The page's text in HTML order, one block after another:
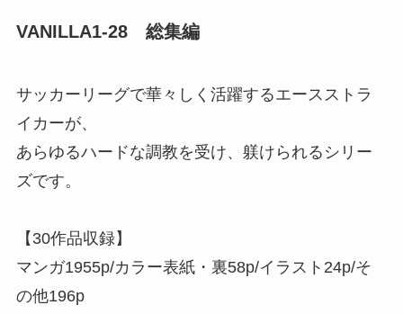
VANILLA1-28 総集編
サッカーリーグで華々しく活躍するエースストラ
イカーが、
あらゆるハードな調教を受け、躾けられるシリー
ズです。
【30作品収録】
マンガ1955p/カラー表紙・裏58p/イラスト24p/そ
の他196p